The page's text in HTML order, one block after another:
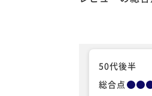
50代後半
総合点